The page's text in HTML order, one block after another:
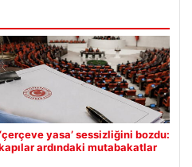
yasa’ sessizliğini bozdu:
ardındaki mutabakatlar